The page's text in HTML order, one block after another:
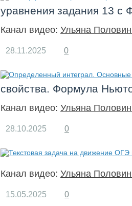
уравнения задания 13 с
Канал видео: Ульяна
28.11.2025 0
свойства. Формула
Канал видео: Ульяна
28.10.2025 0
Канал видео: Ульяна
15.05.2025 0